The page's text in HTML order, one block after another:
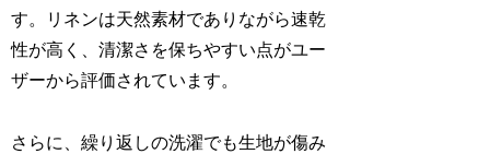
す。リネンは天然素材でありながら速乾
性が高く、清潔さを保ちやすい点がユー
ザーから評価されています。
さらに、繰り返しの洗濯でも生地が傷み